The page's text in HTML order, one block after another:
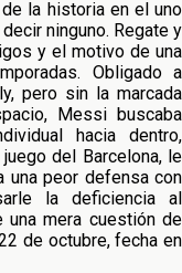
la historia en el uno
ninguno. Regate y
y el motivo de una
Obligado a
pero sin la marcada
Messi buscaba
hacia dentro,
del Barcelona, le
una peor defensa con
la deficiencia al
mera cuestión de
de octubre, fecha en